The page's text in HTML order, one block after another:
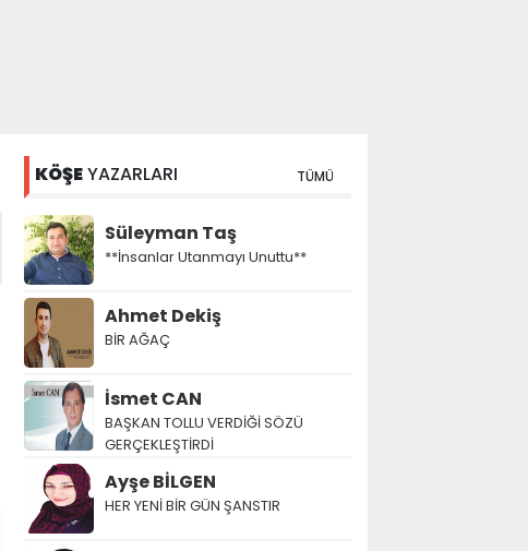
KÖŞEYAZARLARI TÜMÜ
Süleyman Taş
**İnsanlar Utanmayı Unuttu**
Ahmet Dekiş
BİR AĞAÇ
İsmet CAN
BAŞKAN TOLLU VERDİĞİ SÖZÜ
GERÇEKLEŞTİRDİ
Ayşe BİLGEN
HER YENİ BİR GÜN ŞANSTIR